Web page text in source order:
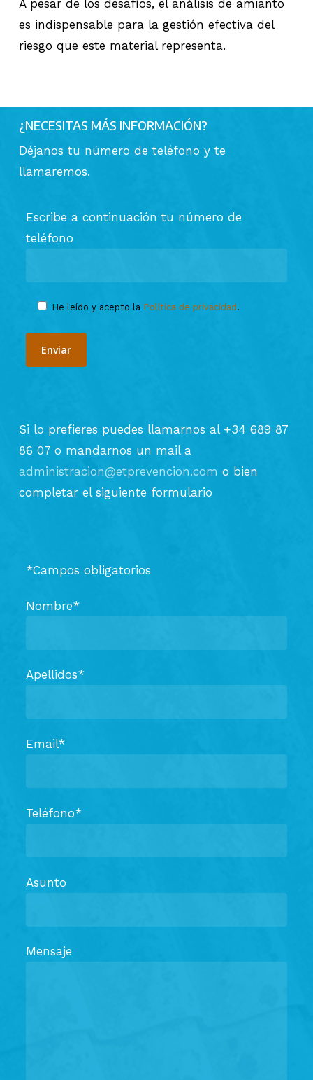
A pesar de los desafíos, el análisis de amianto
es indispensable para la gestión efectiva del
riesgo que este material representa.
¿NECESITAS MÁS INFORMACIÓN?
Déjanos tu número de teléfono y te
llamaremos.
Escribe a continuación tu número de
teléfono
He leído y acepto la Política de privacidad .
Si lo prefieres puedes llamarnos al +34 689 87
86 07 o mandarnos un mail a
administracion@etprevencion.com o bien
completar el siguiente formulario
*Campos obligatorios
Nombre*
Apellidos*
Email*
Teléfono*
Asunto
Mensaje